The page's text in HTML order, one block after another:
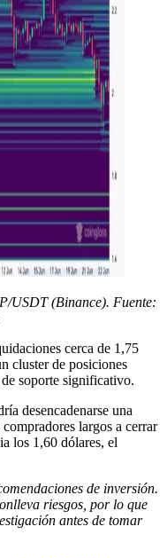
USDT (Binance). Fuente:
cerca de 1,75
cluster de posiciones
soporte significativo.
desencadenarse una
largos a cerrar
los 1,60 dólares, el
de inversión.
riesgos, por lo que
antes de tomar